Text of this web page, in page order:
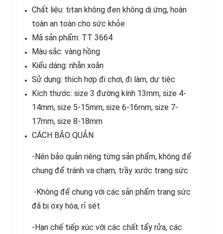
Chất liệu: titan không đen không dị ứng, hoàn
toàn an toàn cho sức khỏe
Mã sản phẩm: TT 3664
Màu sắc: vàng hồng
Kiểu dáng: nhẫn xoắn
Sử dụng: thích hợp đi chơi, đi làm, dự tiệc
Kích thước: size 3 đường kính 13mm, size 4-
14mm, size 5-15mm, size 6-16mm, size 7-
17mm, size 8-18mm
CÁCH BẢO QUẢN
-Nên bảo quản riêng từng sản phẩm, không để
chung để tránh va chạm, trầy xước trang sức
-Không để chung với các sản phẩm trang sức
đã bị oxy hóa, rỉ sét
-Hạn chế tiếp xúc với các chất tẩy rửa, các